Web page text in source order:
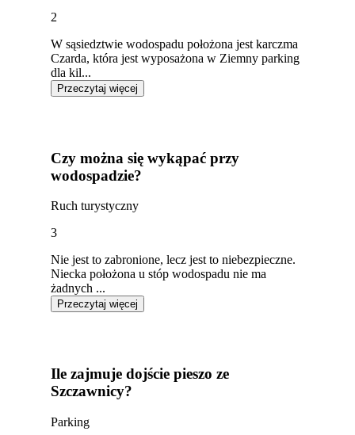
2
W sąsiedztwie wodospadu położona jest karczma
Czarda, która jest wyposażona w Ziemny parking
dla kil...
Przeczytaj więcej
Czy można się wykąpać przy
wodospadzie?
Ruch turystyczny
3
Nie jest to zabronione, lecz jest to niebezpieczne.
Niecka położona u stóp wodospadu nie ma
żadnych ...
Przeczytaj więcej
Ile zajmuje dojście pieszo ze
Szczawnicy?
Parking